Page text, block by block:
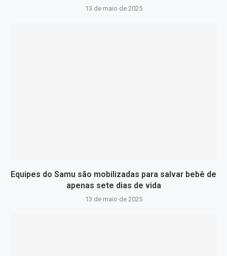
13 de maio de 2025
Equipes do Samu são mobilizadas para salvar bebê de
apenas sete dias de vida
13 de maio de 2025